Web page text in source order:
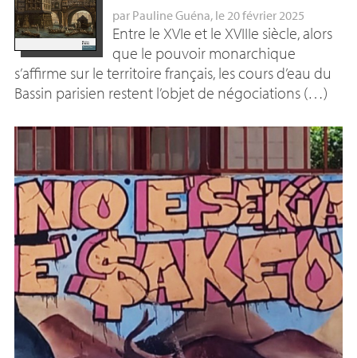
par Pauline Guéna, le 20 février 2025
Entre le XVIe et le XVIIIe siècle, alors
que le pouvoir monarchique
s’affirme sur le territoire français, les cours d’eau du
Bassin parisien restent l’objet de négociations (…)